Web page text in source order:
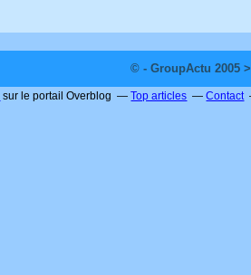
© - GroupActu 2005
sur le portail Overblog Top articles Contact